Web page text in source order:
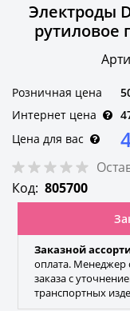
Электроды
рутиловое
Розничная цена
Интернет цена
Цена для вас
Код: 805700
Заказной
оплата. Менеджер
заказа с
транспортных